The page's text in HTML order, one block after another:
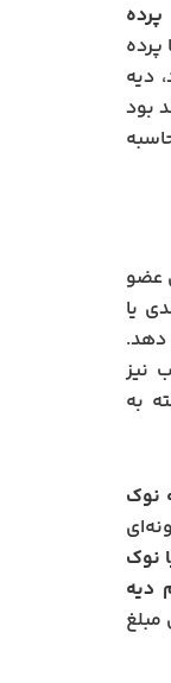
پرده
دیه
بود
عضو
یا
دهد.
نیز
به
نوک
نوک
دیه
۱۴۰۵، این مبلغ